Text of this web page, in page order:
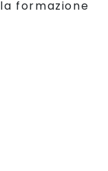
formazione